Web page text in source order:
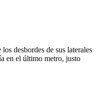
desbordes de sus laterales
en el último metro, justo